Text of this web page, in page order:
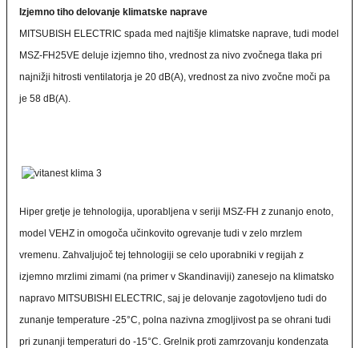
Izjemno tiho delovanje klimatske naprave
MITSUBISH ELECTRIC spada med najtišje klimatske naprave, tudi model
MSZ-FH25VE deluje izjemno tiho, vrednost za nivo zvočnega tlaka pri
najnižji hitrosti ventilatorja je 20 dB(A), vrednost za nivo zvočne moči pa
je 58 dB(A).
Hiper gretje je tehnologija, uporabljena v seriji MSZ-FH z zunanjo enoto,
model VEHZ in omogoča učinkovito ogrevanje tudi v zelo mrzlem
vremenu. Zahvaljujoč tej tehnologiji se celo uporabniki v regijah z
izjemno mrzlimi zimami (na primer v Skandinaviji) zanesejo na klimatsko
napravo MITSUBISHI ELECTRIC, saj je delovanje zagotovljeno tudi do
zunanje temperature -25°C, polna nazivna zmogljivost pa se ohrani tudi
pri zunanji temperaturi do -15°C. Grelnik proti zamrzovanju kondenzata